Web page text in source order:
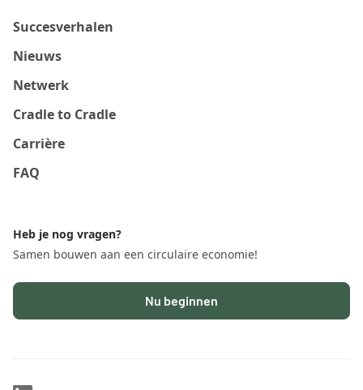
Succesverhalen
Nieuws
Netwerk
Cradle to Cradle
Carrière
FAQ
Heb je nog vragen?
Samen bouwen aan een circulaire economie!
Nu beginnen